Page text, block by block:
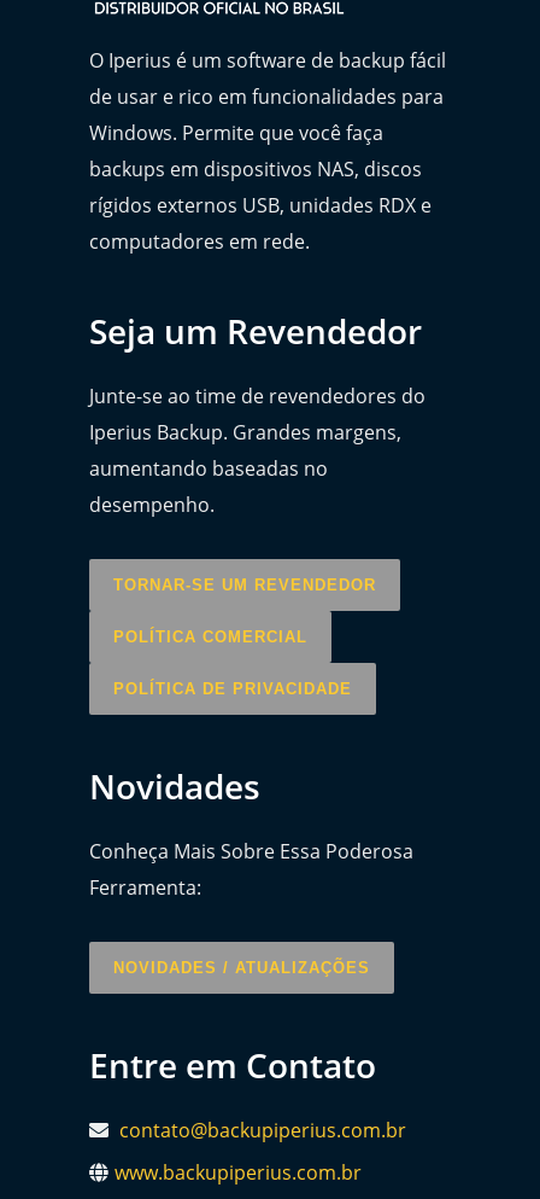
O Iperius é um software de backup fácil
de usar e rico em funcionalidades para
Windows. Permite que você faça
backups em dispositivos NAS, discos
rígidos externos USB, unidades RDX e
computadores em rede.
Seja um Revendedor
Junte-se ao time de revendedores do
Iperius Backup. Grandes margens,
aumentando baseadas no
desempenho.
TORNAR-SE UM REVENDEDOR
POLÍTICA COMERCIAL
POLÍTICA DE PRIVACIDADE
Novidades
Conheça Mais Sobre Essa Poderosa
Ferramenta:
NOVIDADES / ATUALIZAÇÕES
Entre em Contato
contato@backupiperius.com.br
www.backupiperius.com.br